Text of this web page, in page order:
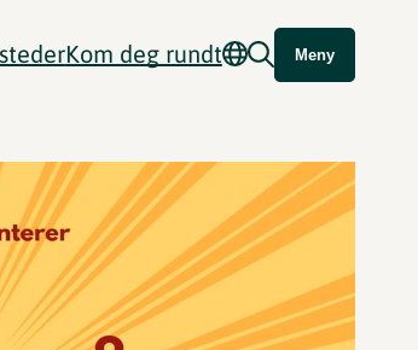
Kom deg rundt Meny